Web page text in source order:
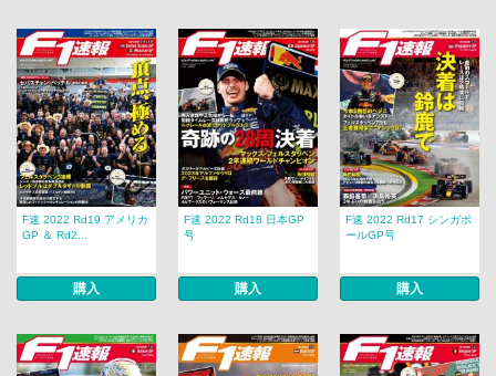
F速 2022 Rd19 アメリカ
GP ＆ Rd2...
購入
F速 2022 Rd18 日本GP
号
購入
F速 2022 Rd17 シンガポ
ールGP号
購入